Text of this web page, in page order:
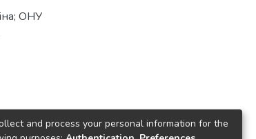
ОНУ
and process your personal information for the